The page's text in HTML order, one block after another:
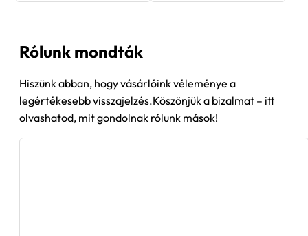
Rólunk mondták
Hiszünk abban, hogy vásárlóink véleménye a
legértékesebb visszajelzés.Köszönjük a bizalmat – itt
olvashatod, mit gondolnak rólunk mások!